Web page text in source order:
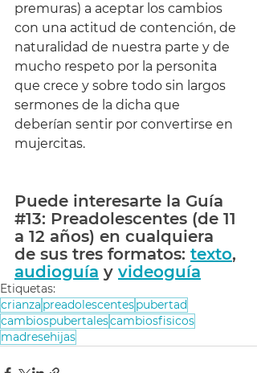
premuras) a aceptar los cambios
con una actitud de contención, de
naturalidad de nuestra parte y de
mucho respeto por la personita
que crece y sobre todo sin largos
sermones de la dicha que
deberían sentir por convertirse en
mujercitas.
Puede interesarte la Guía
#13: Preadolescentes (de 11
a 12 años) en cualquiera
de sus tres formatos: texto,
audioguía y videoguía
Etiquetas:
crianza preadolescentespubertad
cambiospubertalescambiosfisicos
madresehijas